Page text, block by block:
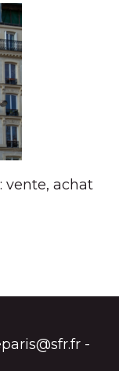
vente, achat
-